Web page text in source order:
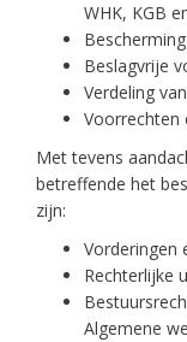
WHK, KGB
Beslagvrije
Verdeling
Voorrechten
Met tevens
betreffende het
zijn:
Vorderingen
Rechterlijke
Algemene